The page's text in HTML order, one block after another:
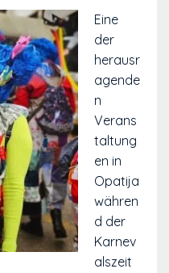
Eine
der
herausr
agende
n
Verans
taltung
en in
Opatija
währen
d der
Karnev
alszeit